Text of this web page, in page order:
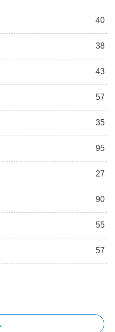
40
38
43
57
35
95
27
90
55
57